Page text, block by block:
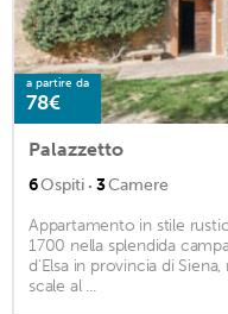
a partire da
78€
Palazzetto
6Ospiti · 3Camere
Appartamento in stile
1700 nella splendida
d'Elsa in provincia di
scale al ...